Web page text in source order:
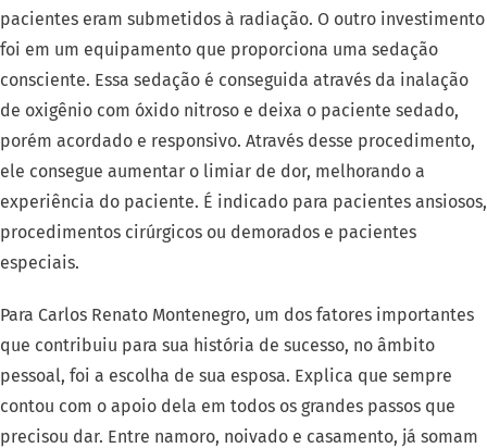
pacientes eram submetidos à radiação. O outro investimento
foi em um equipamento que proporciona uma sedação
consciente. Essa sedação é conseguida através da inalação
de oxigênio com óxido nitroso e deixa o paciente sedado,
porém acordado e responsivo. Através desse procedimento,
ele consegue aumentar o limiar de dor, melhorando a
experiência do paciente. É indicado para pacientes ansiosos,
procedimentos cirúrgicos ou demorados e pacientes
especiais.
Para Carlos Renato Montenegro, um dos fatores importantes
que contribuiu para sua história de sucesso, no âmbito
pessoal, foi a escolha de sua esposa. Explica que sempre
contou com o apoio dela em todos os grandes passos que
precisou dar. Entre namoro, noivado e casamento, já somam